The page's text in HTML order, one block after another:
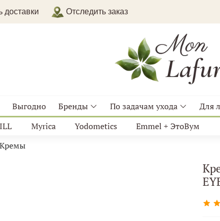
доставки Отследить заказ
Выгодно Бренды По задачам ухода Для
Myrica Yodometics
Emmel + ЭтоВум
Кремы